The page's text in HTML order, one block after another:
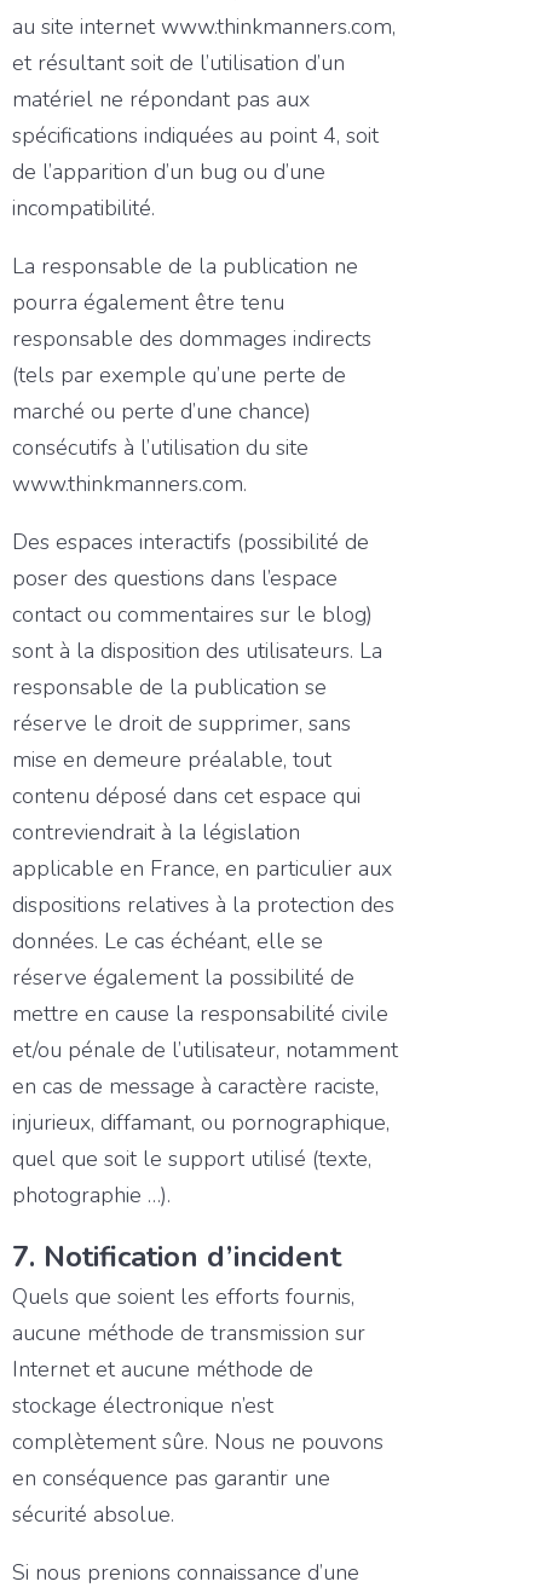
au site internet www.thinkmanners.com,
et résultant soit de l’utilisation d’un
matériel ne répondant pas aux
spécifications indiquées au point 4, soit
de l’apparition d’un bug ou d’une
incompatibilité.
La responsable de la publication ne
pourra également être tenu
responsable des dommages indirects
(tels par exemple qu’une perte de
marché ou perte d’une chance)
consécutifs à l’utilisation du site
www.thinkmanners.com.
Des espaces interactifs (possibilité de
poser des questions dans l’espace
contact ou commentaires sur le blog)
sont à la disposition des utilisateurs. La
responsable de la publication se
réserve le droit de supprimer, sans
mise en demeure préalable, tout
contenu déposé dans cet espace qui
contreviendrait à la législation
applicable en France, en particulier aux
dispositions relatives à la protection des
données. Le cas échéant, elle se
réserve également la possibilité de
mettre en cause la responsabilité civile
et/ou pénale de l’utilisateur, notamment
en cas de message à caractère raciste,
injurieux, diffamant, ou pornographique,
quel que soit le support utilisé (texte,
photographie …).
7. Notification d’incident
Quels que soient les efforts fournis,
aucune méthode de transmission sur
Internet et aucune méthode de
stockage électronique n’est
complètement sûre. Nous ne pouvons
en conséquence pas garantir une
sécurité absolue.
Si nous prenions connaissance d’une